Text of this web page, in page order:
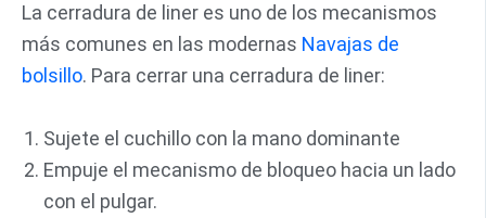
La cerradura de liner es uno de los mecanismos
más comunes en las modernas Navajas de
bolsillo. Para cerrar una cerradura de liner:
Sujete el cuchillo con la mano dominante
Empuje el mecanismo de bloqueo hacia un lado
con el pulgar.